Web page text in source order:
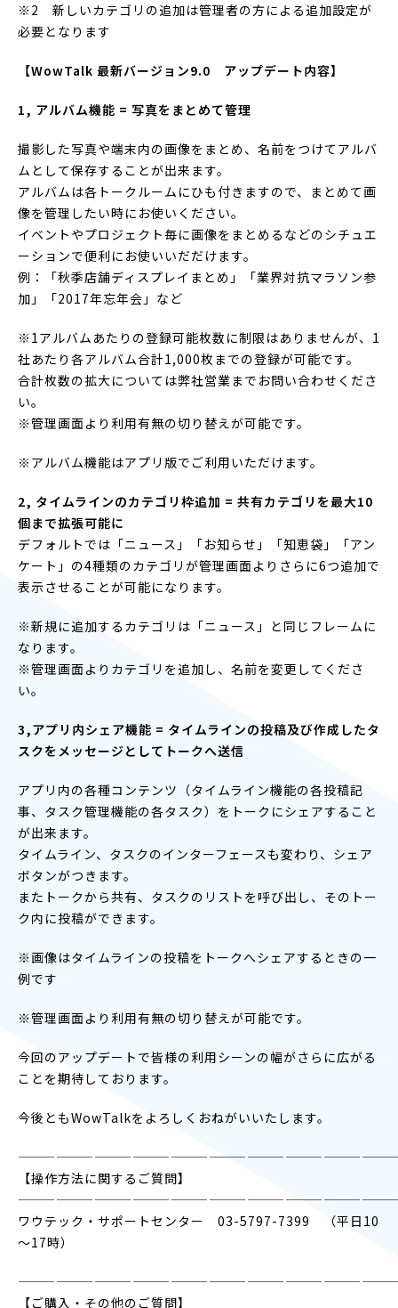
※2 新しいカテゴリの追加は管理者の方による追加設定が
必要となります
【WowTalk 最新バージョン9.0 アップデート内容】
1, アルバム機能 = 写真をまとめて管理
撮影した写真や端末内の画像をまとめ、 名前をつけてアルバ
ムとして保存することが出来ます。
アルバムは各トークルームにひも付きますので、 まとめて画
像を管理したい時にお使いください。
イベントやプロジェクト毎に画像をまとめるなどのシチュエ
ーショ ンで便利にお使いいだだけます。
例：「秋季店舗ディスプレイまとめ」「業界対抗マラソン参
加」「2017年忘年会」など
※1アルバムあたりの登録可能枚数に制限はありませんが、 1
社あたり各アルバム合計1,000枚までの登録が可能です。
合計枚数の拡大については弊社営業までお問い合わせくださ
い。
※管理画面より利用有無の切り替えが可能です。
※アルバム機能はアプリ版でご利用いただけます。
2, タイムラインのカテゴリ枠追加 = 共有カテゴリを最大10
個まで拡張可能に
デフォルトでは「ニュース」「お知らせ」「知恵袋」「アン
ケート」 の4種類のカテゴリが管理画面よりさらに6つ追加で
表示させるこ とが可能になります。
※新規に追加するカテゴリは「ニュース」 と同じフレームに
なります。
※管理画面よりカテゴリを追加し、名前を変更してくださ
い。
3,アプリ内シェア機能 = タイムラインの投稿及び作成したタ
スクをメッセージとしてトークへ送信
アプリ内の各種コンテンツ（タイムライン機能の各投稿記
事、 タスク管理機能の各タスク）をトークにシェアすること
が出来ます。
タイムライン、タスクのインターフェースも変わり、 シェア
ボタンがつきます。
またトークから共有、タスクのリストを呼び出し、 そのトー
ク内に投稿ができます。
※画像はタイムラインの投稿をトークへシェアするときの一
例です
※管理画面より利用有無の切り替えが可能です。
今回のアップデートで皆様の利用シーンの幅がさらに広がる
ことを期待しております。
今後ともWowTalkをよろしくおねがいいたします。
【操作方法に関するご質問】
ワウテック・サポートセンター 03-5797-7399 （平日10
～17時）
【ご購入・その他のご質問】